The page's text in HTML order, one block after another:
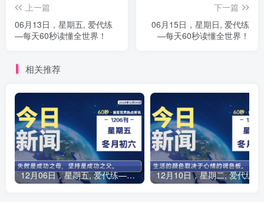
上一篇
06月13日，星期五, 爱代练
—每天60秒读懂全世界！
下一篇
06月15日，星期日, 爱代练
—每天60秒读懂全世界！
相关推荐
12月06日，星期五, 爱代练—每天60秒读懂全世界！